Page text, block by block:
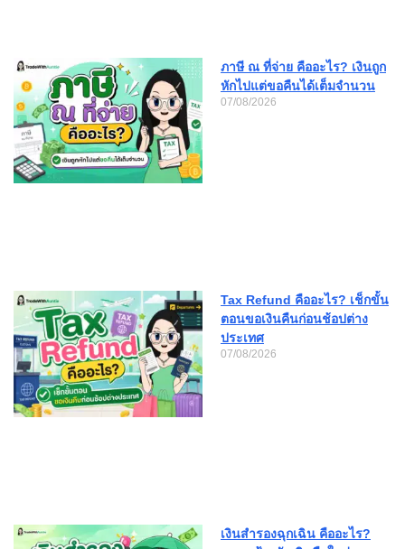
ภาษี ณ ที่จ่าย คืออะไร? เงินถูก
หักไปแต่ขอคืนได้เต็มจำนวน
07/08/2026
Tax Refund คืออะไร? เช็กขั้น
ตอนขอเงินคืนก่อนช้อปต่าง
ประเทศ
07/08/2026
เงินสำรองฉุกเฉิน คืออะไร?